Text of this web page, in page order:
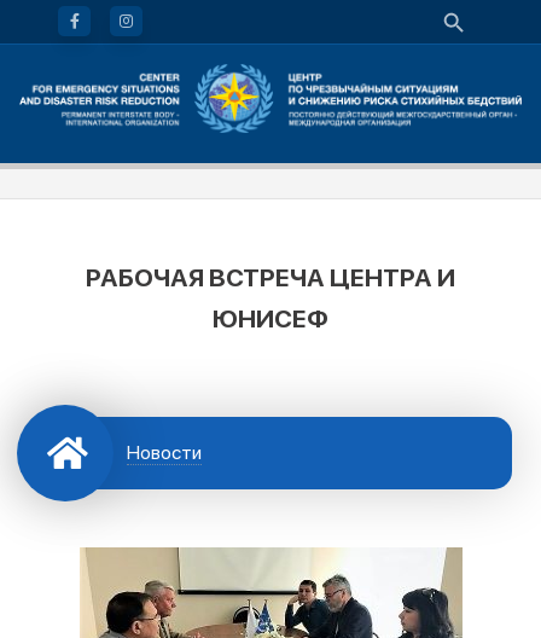
РАБОЧАЯ ВСТРЕЧА ЦЕНТРА И
ЮНИСЕФ
Новости